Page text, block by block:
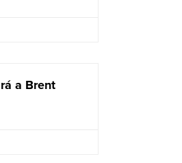
a Brent